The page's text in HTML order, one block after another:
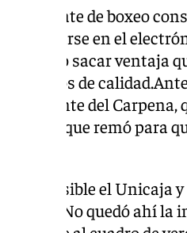
combate de boxeo
despegarse en el
logró sacar ventaja
minutos de
ambiente del Carpena,
y que remó para
posible el Unicaja
No quedó ahí